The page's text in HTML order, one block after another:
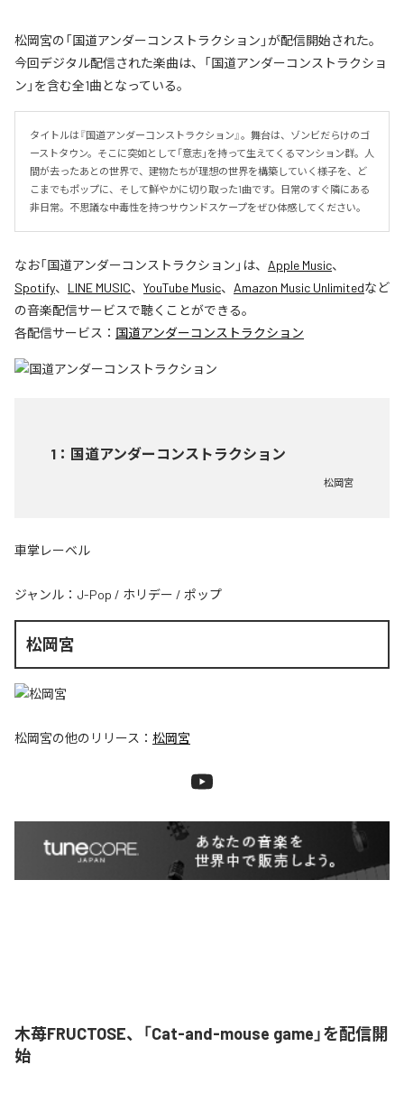
松岡宮の「国道アンダーコンストラクション」が配信開始された。
今回デジタル配信された楽曲は、「国道アンダーコンストラクショ
ン」を含む全1曲となっている。
タイトルは『国道アンダーコンストラクション』。舞台は、ゾンビだらけのゴ
ーストタウン。そこに突如として「意志」を持って生えてくるマンション群。人
間が去ったあとの世界で、建物たちが理想の世界を構築していく様子を、ど
こまでもポップに、そして鮮やかに切り取った1曲です。日常のすぐ隣にある
非日常。不思議な中毒性を持つサウンドスケープをぜひ体感してください。
なお「国道アンダーコンストラクション 」は、 Apple Music、
Spotify、 LINE MUSIC、 YouTube Music、 Amazon Music Unlimitedなど
の音楽配信サービスで聴くことができる。
各配信サービス： 国道アンダーコンストラクション
1 ： 国道アンダーコンストラクション
松岡宮
車掌レーベル
ジャンル： J-Pop / ホリデー / ポップ
松岡宮
松岡宮の他のリリース： 松岡宮
木苺FRUCTOSE、「Cat-and-mouse game」を配信開
始